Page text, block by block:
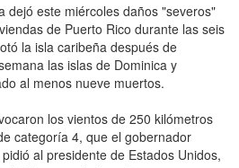
dejó este miércoles daños "severos"
de Puerto Rico durante las seis
la isla caribeña después de
las islas de Dominica y
al menos nueve muertos.
los vientos de 250 kilómetros
categoría 4, que el gobernador
al presidente de Estados Unidos,